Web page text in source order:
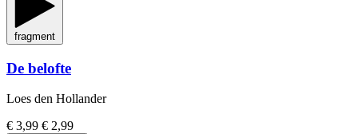
fragment
De belofte
Loes den Hollander
€ 3,99 € 2,99